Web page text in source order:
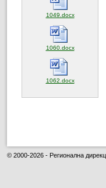
1049.docx(отваря се
1060.docx(отваря се
1062.docx(отваря се
© 2000-2026 - Регионална